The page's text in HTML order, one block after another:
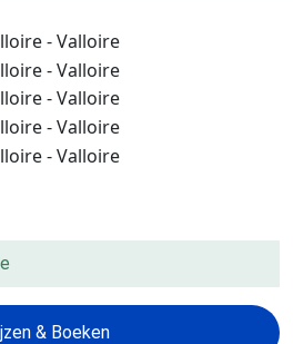
& Boeken